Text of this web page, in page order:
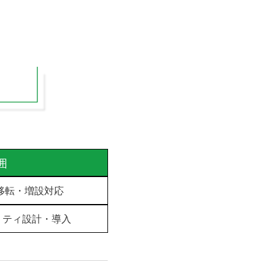
転・増設対応
ィ設計・導入